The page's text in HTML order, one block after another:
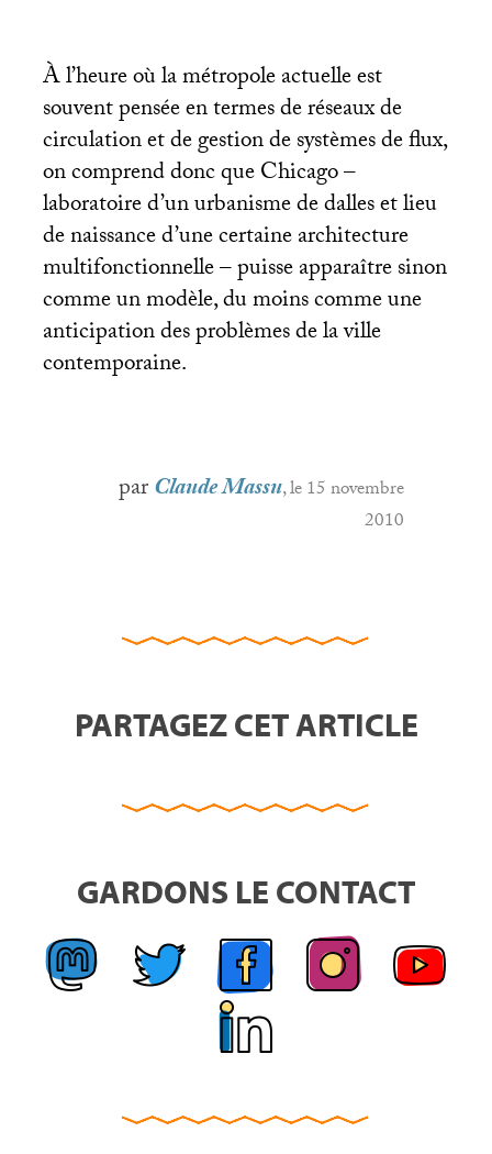
À l’heure où la métropole actuelle est
souvent pensée en termes de réseaux de
circulation et de gestion de systèmes de flux,
on comprend donc que Chicago –
laboratoire d’un urbanisme de dalles et lieu
de naissance d’une certaine architecture
multifonctionnelle – puisse apparaître sinon
comme un modèle, du moins comme une
anticipation des problèmes de la ville
contemporaine.
parClaude Massu, le 15 novembre
2010
PARTAGEZ CET ARTICLE
GARDONS LE CONTACT